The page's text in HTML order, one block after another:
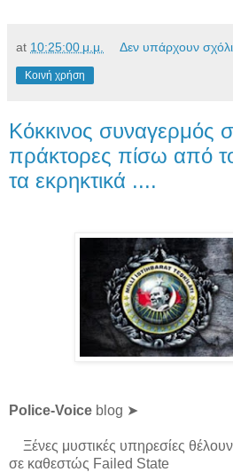
at 10:25:00 μ.μ. Δεν υπάρχουν
Κοινή χρήση
Κόκκινος συναγερμός
πράκτορες πίσω από
τα εκρηκτικά ....
Police-Voice blog ➤
Ξένες μυστικές υπηρεσίες
σε καθεστώς Failed State